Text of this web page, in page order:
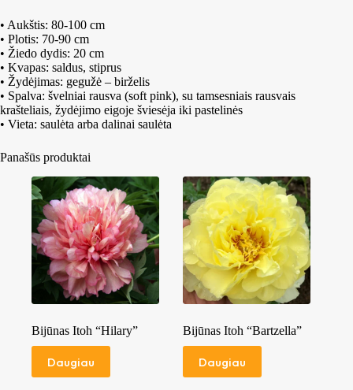
• Aukštis: 80-100 cm
• Plotis: 70-90 cm
• Žiedo dydis: 20 cm
• Kvapas: saldus, stiprus
• Žydėjimas: gegužė – birželis
• Spalva: švelniai rausva (soft pink), su tamsesniais rausvais
krašteliais, žydėjimo eigoje šviesėja iki pastelinės
• Vieta: saulėta arba dalinai saulėta
Panašūs produktai
Bijūnas Itoh “Hilary”
Daugiau
Bijūnas Itoh “Bartzella”
Daugiau